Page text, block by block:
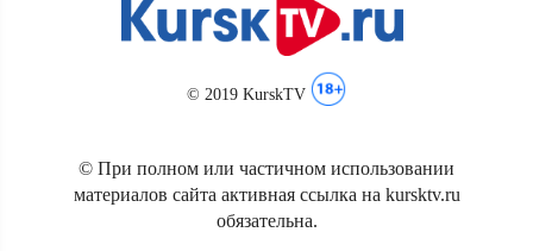
© 2019 KurskTV
© При полном или частичном использовании
материалов сайта активная ссылка на kursktv.ru
обязательна.